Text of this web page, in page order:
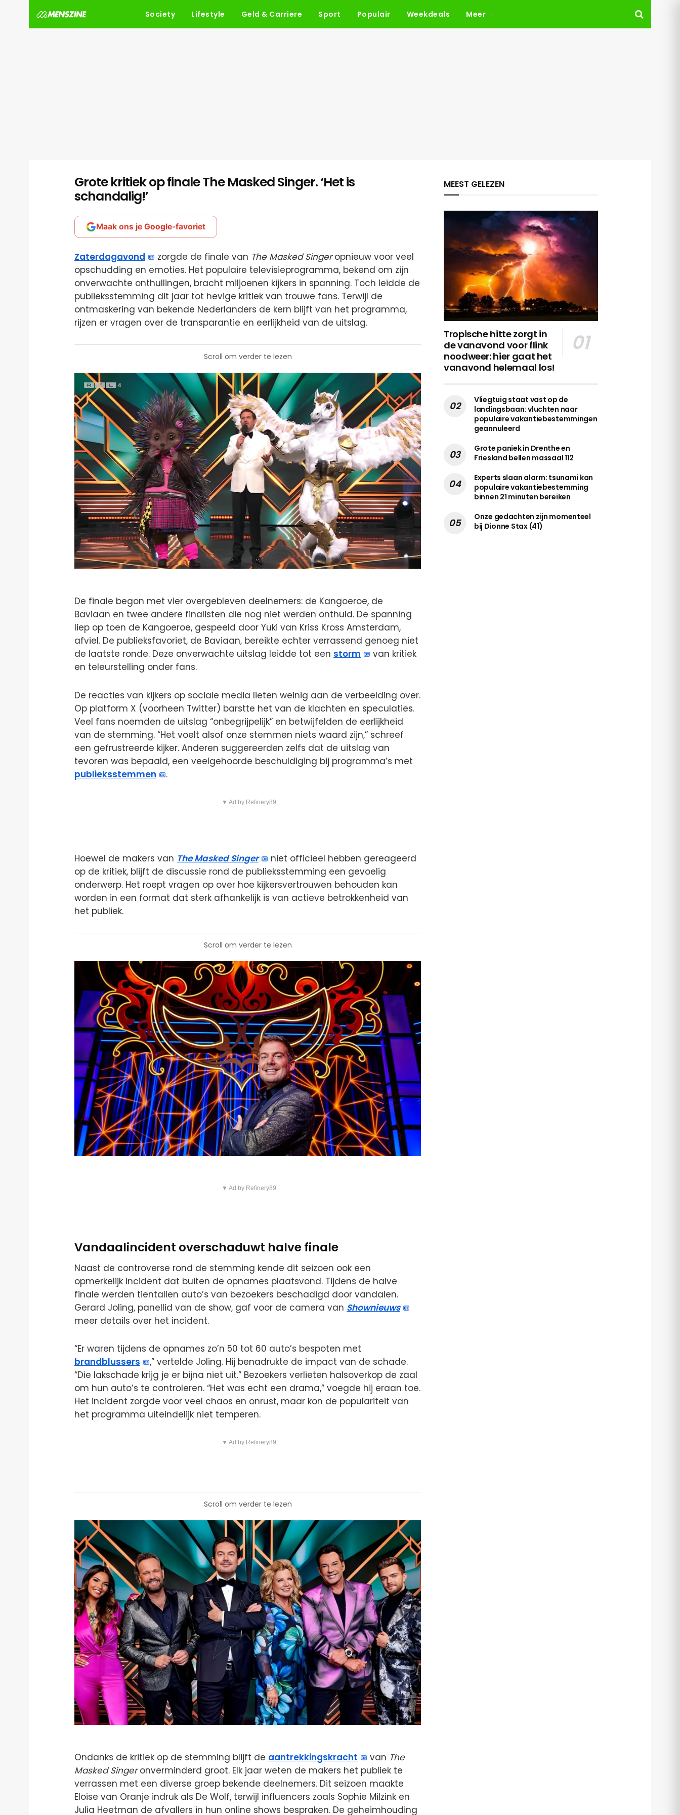
Society Lifestyle Geld & Carriere Sport Populair Weekdeals Meer
Grote kritiek op finale The Masked Singer. ‘Het is
schandalig!’
Maak ons je Google-favoriet
Zaterdagavond zorgde de finale van The Masked Singeropnieuw voor veel
opschudding en emoties. Het populaire televisieprogramma, bekend om zijn
onverwachte onthullingen, bracht miljoenen kijkers in spanning. Toch leidde de
publieksstemming dit jaar tot hevige kritiek van trouwe fans. Terwijl de
ontmaskering van bekende Nederlanders de kern blijft van het programma,
rijzen er vragen over de transparantie en eerlijkheid van de uitslag.
Scroll om verder te lezen
De finale begon met vier overgebleven deelnemers: de Kangoeroe, de
Baviaan en twee andere finalisten die nog niet werden onthuld. De spanning
liep op toen de Kangoeroe, gespeeld door Yuki van Kriss Kross Amsterdam,
afviel. De publieksfavoriet, de Baviaan, bereikte echter verrassend genoeg niet
de laatste ronde. Deze onverwachte uitslag leidde tot een storm
van kritiek
en teleurstelling onder fans.
De reacties van kijkers op sociale media lieten weinig aan de verbeelding over.
Op platform X (voorheen Twitter) barstte het van de klachten en speculaties.
Veel fans noemden de uitslag “onbegrijpelijk” en betwijfelden de eerlijkheid
van de stemming. “Het voelt alsof onze stemmen niets waard zijn,” schreef
een gefrustreerde kijker. Anderen suggereerden zelfs dat de uitslag van
tevoren was bepaald, een veelgehoorde beschuldiging bij programma’s met
publieksstemmen
.
▼ Ad by Refinery89
Hoewel de makers van The Masked Singer
niet officieel hebben gereageerd
op de kritiek, blijft de discussie rond de publieksstemming een gevoelig
onderwerp. Het roept vragen op over hoe kijkersvertrouwen behouden kan
worden in een format dat sterk afhankelijk is van actieve betrokkenheid van
het publiek.
Scroll om verder te lezen
▼ Ad by Refinery89
Vandaalincident overschaduwt halve finale
Naast de controverse rond de stemming kende dit seizoen ook een
opmerkelijk incident dat buiten de opnames plaatsvond. Tijdens de halve
finale werden tientallen auto’s van bezoekers beschadigd door vandalen.
Gerard Joling, panellid van de show, gaf voor de camera van Shownieuws
meer details over het incident.
“Er waren tijdens de opnames zo’n 50 tot 60 auto’s bespoten met
brandblussers
,” vertelde Joling. Hij benadrukte de impact van de schade.
“Die lakschade krijg je er bijna niet uit.” Bezoekers verlieten halsoverkop de zaal
om hun auto’s te controleren. “Het was echt een drama,” voegde hij eraan toe.
Het incident zorgde voor veel chaos en onrust, maar kon de populariteit van
het programma uiteindelijk niet temperen.
▼ Ad by Refinery89
Scroll om verder te lezen
Ondanks de kritiek op de stemming blijft de aantrekkingskracht van The
Masked Singeronverminderd groot. Elk jaar weten de makers het publiek te
verrassen met een diverse groep bekende deelnemers. Dit seizoen maakte
Eloise van Oranje indruk als De Wolf, terwijl influencers zoals Sophie Milzink en
Julia Heetman de afvallers in hun online shows bespraken. De geheimhouding
MEEST GELEZEN
Tropische hitte zorgt in
de vanavond voor flink
noodweer: hier gaat het
vanavond helemaal los!
Vliegtuig staat vast op de
landingsbaan: vluchten naar
populaire vakantiebestemmingen
geannuleerd
Grote paniek in Drenthe en
Friesland bellen massaal 112
Experts slaan alarm: tsunami kan
populaire vakantiebestemming
binnen 21 minuten bereiken
Onze gedachten zijn momenteel
bij Dionne Stax (41)